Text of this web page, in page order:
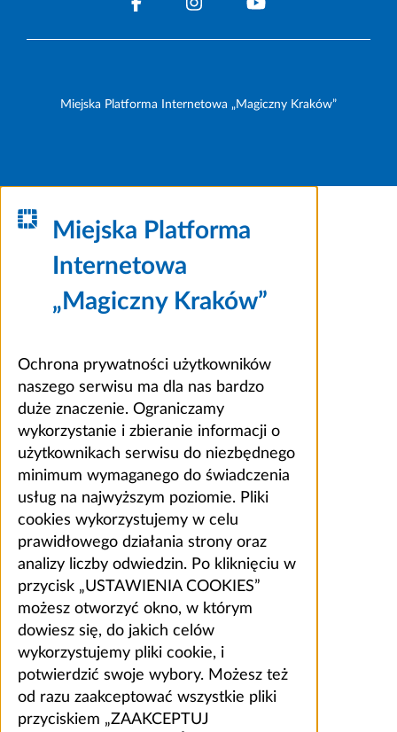
Miejska Platforma Internetowa „Magiczny Kraków”
Miejska Platforma
Internetowa
„Magiczny Kraków”
Ochrona prywatności użytkowników
naszego serwisu ma dla nas bardzo
duże znaczenie. Ograniczamy
wykorzystanie i zbieranie informacji o
użytkownikach serwisu do niezbędnego
minimum wymaganego do świadczenia
usług na najwyższym poziomie. Pliki
cookies wykorzystujemy w celu
prawidłowego działania strony oraz
analizy liczby odwiedzin. Po kliknięciu w
przycisk „USTAWIENIA COOKIES”
możesz otworzyć okno, w którym
dowiesz się, do jakich celów
wykorzystujemy pliki cookie, i
potwierdzić swoje wybory. Możesz też
od razu zaakceptować wszystkie pliki
przyciskiem „ZAAKCEPTUJ